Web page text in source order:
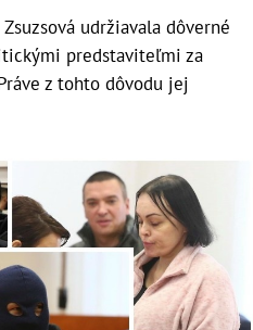
udržiavala dôverné
predstaviteľmi za
z tohto dôvodu jej